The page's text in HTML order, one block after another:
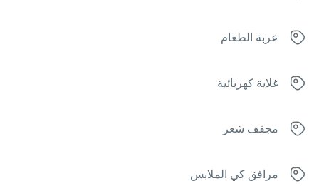
عربة الطعام
غلاية كهربائية
مجفف شعر
مرافق كي الملابس